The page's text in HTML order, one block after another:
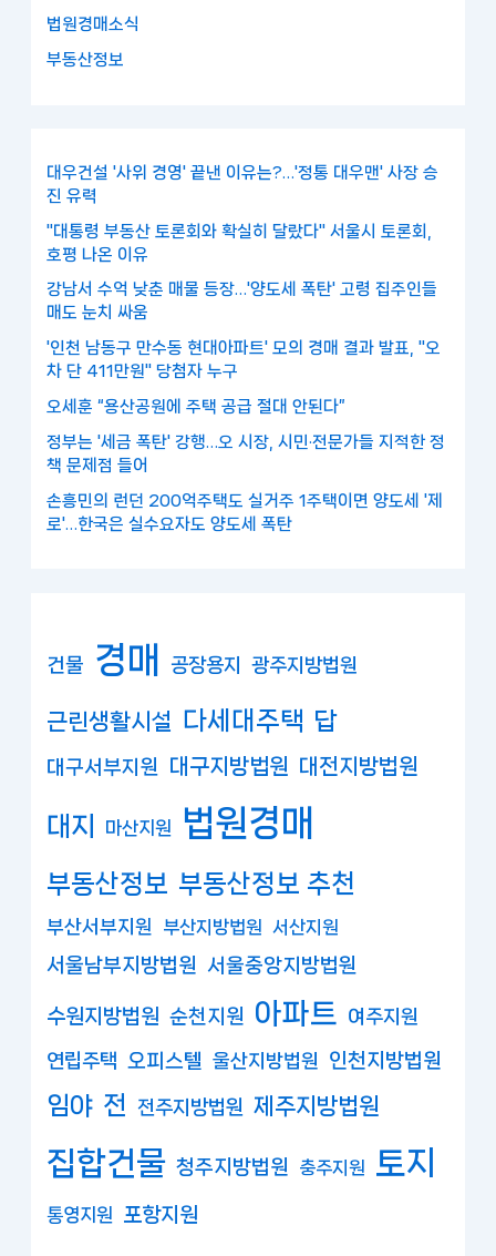
법원경매소식
부동산정보
대우건설 '사위 경영' 끝낸 이유는?…'정통 대우맨' 사장 승
진 유력
"대통령 부동산 토론회와 확실히 달랐다" 서울시 토론회,
호평 나온 이유
강남서 수억 낮춘 매물 등장…'양도세 폭탄' 고령 집주인들
매도 눈치 싸움
'인천 남동구 만수동 현대아파트' 모의 경매 결과 발표, "오
차 단 411만원" 당첨자 누구
오세훈 “용산공원에 주택 공급 절대 안된다”
정부는 '세금 폭탄' 강행…오 시장, 시민·전문가들 지적한 정
책 문제점 들어
손흥민의 런던 200억주택도 실거주 1주택이면 양도세 '제
로'…한국은 실수요자도 양도세 폭탄
건물 경매 공장용지 광주지방법원
근린생활시설 다세대주택 답
대구서부지원 대구지방법원 대전지방법원
대지 마산지원 법원경매
부동산정보 부동산정보 추천
부산서부지원 부산지방법원 서산지원
서울남부지방법원 서울중앙지방법원
수원지방법원 순천지원 아파트 여주지원
연립주택 오피스텔 울산지방법원 인천지방법원
임야 전 전주지방법원 제주지방법원
집합건물 청주지방법원 충주지원 토지
통영지원 포항지원